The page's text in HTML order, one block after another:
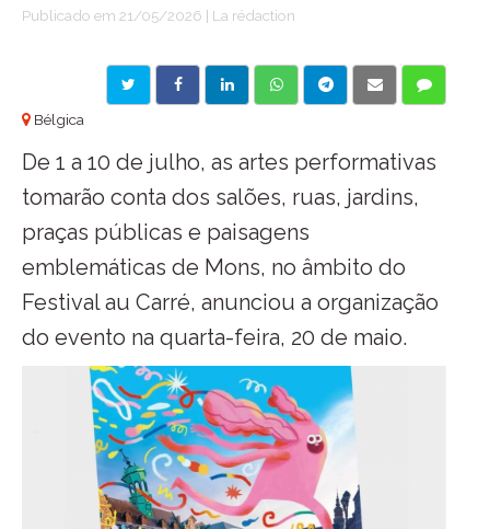
Publicado em 21/05/2026 | La rédaction
Bélgica
De 1 a 10 de julho, as artes performativas
tomarão conta dos salões, ruas, jardins,
praças públicas e paisagens
emblemáticas de Mons, no âmbito do
Festival au Carré, anunciou a organização
do evento na quarta-feira, 20 de maio.